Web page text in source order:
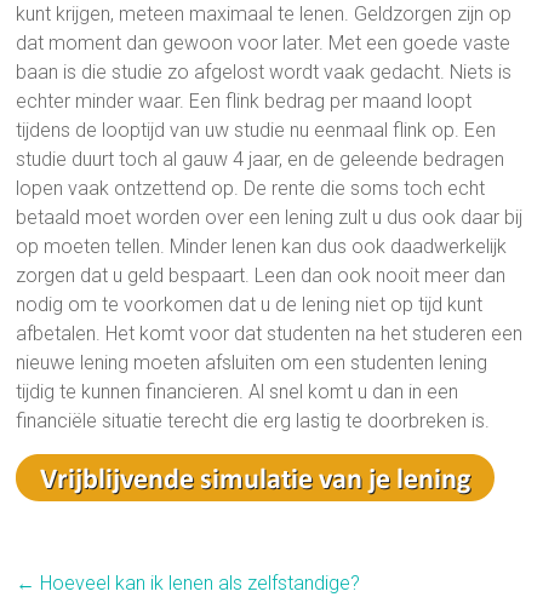
kunt krijgen, meteen maximaal te lenen. Geldzorgen zijn op
dat moment dan gewoon voor later. Met een goede vaste
baan is die studie zo afgelost wordt vaak gedacht. Niets is
echter minder waar. Een flink bedrag per maand loopt
tijdens de looptijd van uw studie nu eenmaal flink op. Een
studie duurt toch al gauw 4 jaar, en de geleende bedragen
lopen vaak ontzettend op. De rente die soms toch echt
betaald moet worden over een lening zult u dus ook daar bij
op moeten tellen. Minder lenen kan dus ook daadwerkelijk
zorgen dat u geld bespaart. Leen dan ook nooit meer dan
nodig om te voorkomen dat u de lening niet op tijd kunt
afbetalen. Het komt voor dat studenten na het studeren een
nieuwe lening moeten afsluiten om een studenten lening
tijdig te kunnen financieren. Al snel komt u dan in een
financiële situatie terecht die erg lastig te doorbreken is.
← Hoeveel kan ik lenen als zelfstandige?